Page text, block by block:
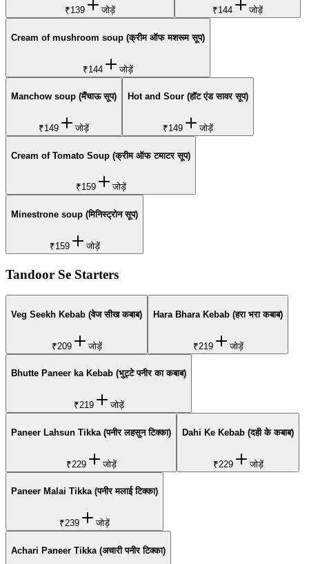
₹139 जोड़ें ₹144 जोड़ें
Cream of mushroom soup (क्रीम ऑफ मशरूम सूप)
₹144 जोड़ें
Manchow soup (मैंचाऊ सूप)
₹149 जोड़ें
Hot and Sour (हॉट एंड सावर सूप)
₹149 जोड़ें
Cream of Tomato Soup (क्रीम ऑफ टमाटर सूप)
₹159 जोड़ें
Minestrone soup (मिनिस्ट्रोन सूप)
₹159 जोड़ें
Tandoor Se Starters
Veg Seekh Kebab (वेज सीख कबाब)
₹209 जोड़ें
Hara Bhara Kebab (हरा भरा कबाब)
₹219 जोड़ें
Bhutte Paneer ka Kebab (भुट्टे पनीर का कबाब)
₹219 जोड़ें
Paneer Lahsun Tikka (पनीर लहसुन टिक्का)
₹229 जोड़ें
Dahi Ke Kebab (दही के कबाब)
₹229 जोड़ें
Paneer Malai Tikka (पनीर मलाई टिक्का)
₹239 जोड़ें
Achari Paneer Tikka (अचारी पनीर टिक्का)